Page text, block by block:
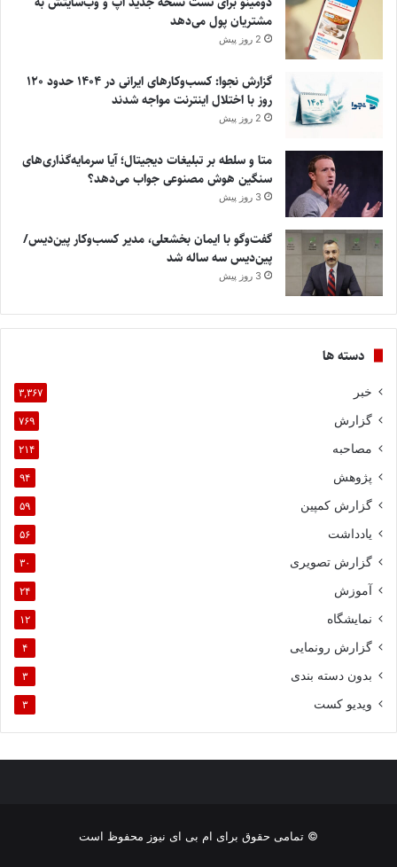
مشتریان پول می‌دهد
2 روز پیش
گزارش نجوا: کسب‌وکارهای ایرانی در ۱۴۰۴ حدود ۱۲۰
روز با اختلال اینترنت مواجه شدند
2 روز پیش
متا و سلطه بر تبلیغات دیجیتال؛ آیا سرمایه‌گذاری‌های
سنگین هوش مصنوعی جواب می‌دهد؟
3 روز پیش
گفت‌وگو با ایمان بخشعلی، مدیر کسب‌وکار پین‌دیس/
پین‌دیس سه ساله شد
3 روز پیش
دسته ها
خبر ۳,۳۶۷
گزارش ۷۶۹
مصاحبه ۲۱۴
پژوهش ۹۴
گزارش کمپین ۵۹
یادداشت ۵۶
گزارش تصویری ۳۰
آموزش ۲۴
نمایشگاه ۱۲
گزارش رونمایی ۴
بدون دسته بندی ۳
ویدیو کست ۳
© تمامی حقوق برای ام بی ای نیوز محفوظ است